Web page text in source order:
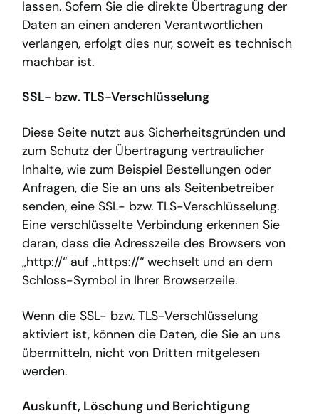
lassen. Sofern Sie die direkte Übertragung der
Daten an einen anderen Verantwortlichen
verlangen, erfolgt dies nur, soweit es technisch
machbar ist.
SSL- bzw. TLS-Verschlüsselung
Diese Seite nutzt aus Sicherheitsgründen und
zum Schutz der Übertragung vertraulicher
Inhalte, wie zum Beispiel Bestellungen oder
Anfragen, die Sie an uns als Seitenbetreiber
senden, eine SSL- bzw. TLS-Verschlüsselung.
Eine verschlüsselte Verbindung erkennen Sie
daran, dass die Adresszeile des Browsers von
„http://“ auf „https://“ wechselt und an dem
Schloss-Symbol in Ihrer Browserzeile.
Wenn die SSL- bzw. TLS-Verschlüsselung
aktiviert ist, können die Daten, die Sie an uns
übermitteln, nicht von Dritten mitgelesen
werden.
Auskunft, Löschung und Berichtigung